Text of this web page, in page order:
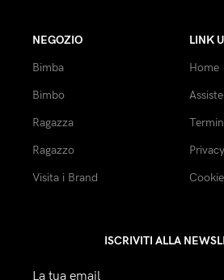
NEGOZIO
Bimba
Bimbo
Ragazza
Ragazzo
Visita i Brand
LINK
Home
ISCRIVITI ALLA
La tua email